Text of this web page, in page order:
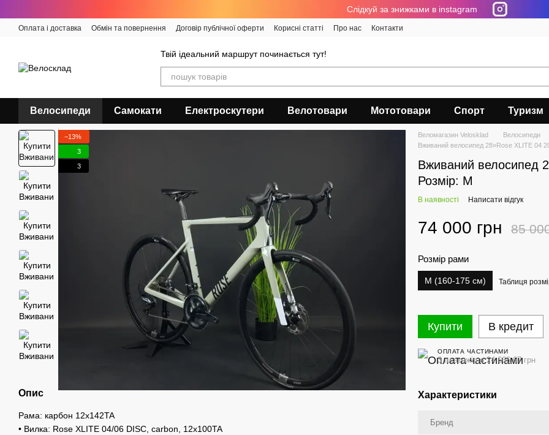
Cлідкуй за знижками в instagram
Оплата і доставка Обмін та повернення Договір публічної оферти Корисні статті Про нас Контакти
Твій ідеальний маршрут починається тут!
Велосипеди Самокати Електроскутери Велотовари Мототовари Спорт Туризм
−13%
3
3
Опис
Рама: карбон 12x142TA
• Вилка: Rose XLITE 04/06 DISC, carbon, 12x100TA
Веломагазин Velosklad
Велосипеди
Вживаний велосипед 28»Rose XLITE 04
Вживаний велосипед
Розмір: М
В наявності Написати відгук
74 000 грн 85
Розмір рами
M (160-175 см) Таблиця
Купити В кредит
ОПЛАТА ЧАСТИНАМИ
3 платежі по 24 666.67 грн
Характеристики
Бренд